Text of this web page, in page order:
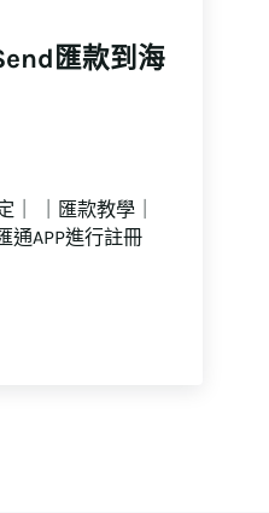
匯款到海
｜ ｜匯款教學｜
通APP進行註冊
款到海外！